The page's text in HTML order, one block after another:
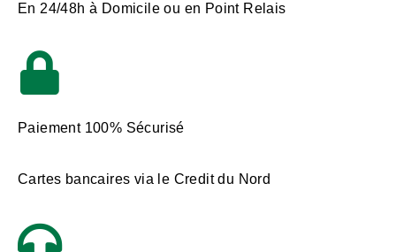
En 24/48h à Domicile ou en Point Relais
Paiement 100% Sécurisé
Cartes bancaires via le Credit du Nord